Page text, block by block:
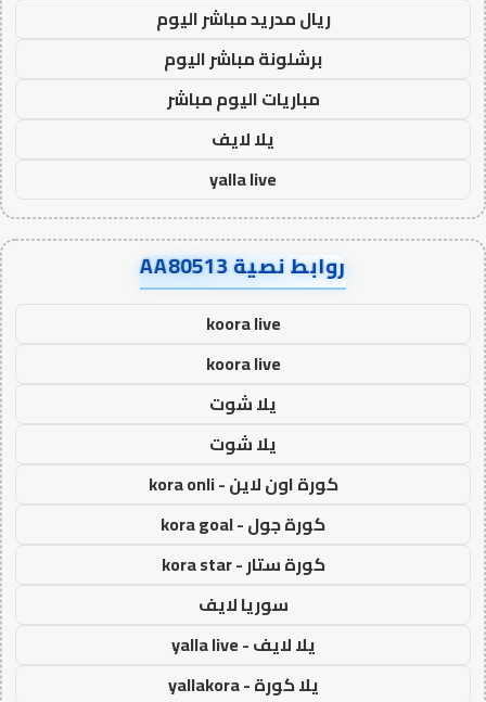
ريال مدريد مباشر اليوم
برشلونة مباشر اليوم
مباريات اليوم مباشر
يلا لايف
yalla live
روابط نصية AA80513
koora live
koora live
يلا شوت
يلا شوت
كورة اون لاين - kora onli
كورة جول - kora goal
كورة ستار - kora star
سوريا لايف
يلا لايف - yalla live
يلا كورة - yallakora